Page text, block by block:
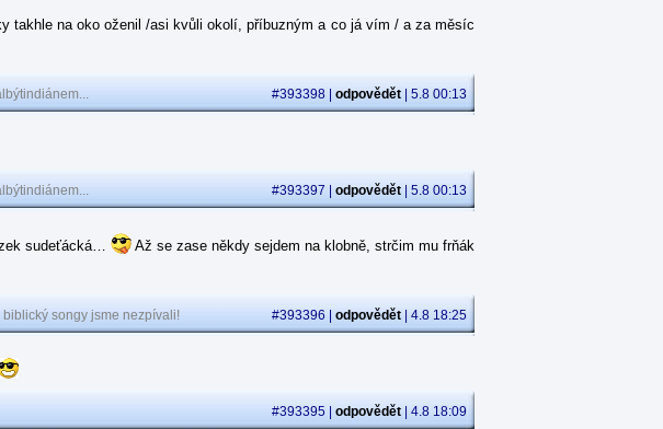
takhle na oko oženil /asi kvůli okolí, příbuzným a co já vím / a za měsíc
#393398 | odpovědět | 5.8 00:13
#393397 | odpovědět | 5.8 00:13
sudeťácká…
Až se zase někdy sejdem na klobně, strčim mu frňák
biblický songy jsme nezpívali! #393396 | odpovědět | 4.8 18:25
#393395 | odpovědět | 4.8 18:09